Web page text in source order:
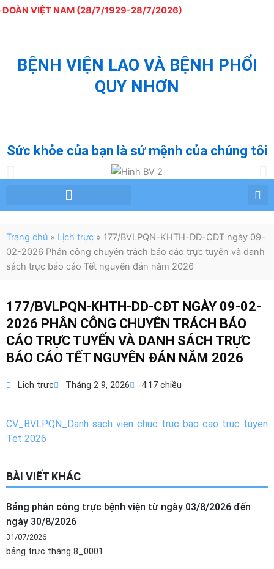
Nhảy
VIỆT NAM (28/7/1929-28/7/2026)
BỆNH VIỆN LAO VÀ BỆNH PHỔI
QUY NHƠN
Sức khỏe của bạn là sứ mệnh của chúng tôi
Trang chủ » Lịch trực » 177/BVLPQN-KHTH-DD-CĐT ngày 09-
02-2026 Phân công chuyên trách báo cáo trực tuyến và danh
sách trực báo cáo Tết nguyên đán năm 2026
177/BVLPQN-KHTH-DD-CĐT NGÀY 09-02-
2026 PHÂN CÔNG CHUYÊN TRÁCH BÁO
CÁO TRỰC TUYẾN VÀ DANH SÁCH TRỰC
BÁO CÁO TẾT NGUYÊN ĐÁN NĂM 2026
Lịch trực Tháng 2 9, 2026 4:17 chiều
CV_BVLPQN_Danh sach vien chuc truc bao cao truc tuyen
Tet 2026
BÀI VIẾT KHÁC
Bảng phân công trực bệnh viện từ ngày 03/8/2026 đến
ngày 30/8/2026
31/07/2026
bảng trực tháng 8_0001